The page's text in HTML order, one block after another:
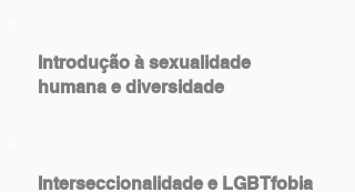
Introdução à sexualidade
humana e diversidade
Interseccionalidade e LGBTfobia